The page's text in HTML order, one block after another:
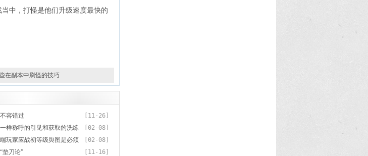
中，打怪是他们升级速度最快的
在副本中刷怪的技巧
[11-26]
容错过
[02-08]
样称呼的引见和获取的洗练
[02-08]
玩家应战初等级舆图是必须
[11-16]
垫刀论”